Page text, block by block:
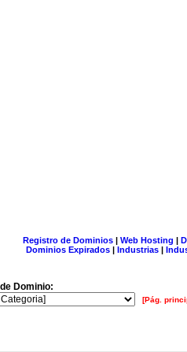
Registro de Dominios| Web Hosting |
Dominios Expirados | Industrias |
Dominio:
[Pág.